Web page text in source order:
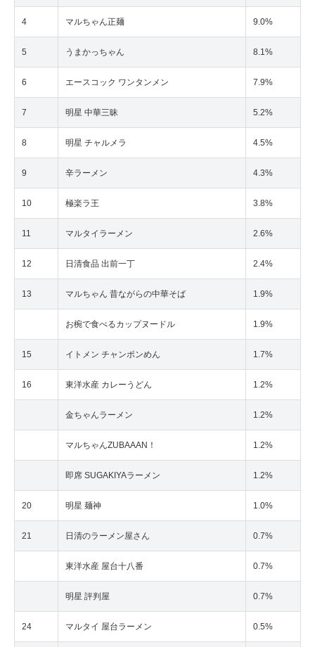
4 マルちゃん正麺 9.0%
5 うまかっちゃん 8.1%
6 エースコック ワンタンメン 7.9%
7 明星 中華三昧 5.2%
8 明星 チャルメラ 4.5%
9 辛ラーメン 4.3%
10 極楽ラ王 3.8%
11 マルタイラーメン 2.6%
12 日清食品 出前一丁 2.4%
13 マルちゃん 昔ながらの中華そば 1.9%
お椀で食べるカップヌードル 1.9%
15 イトメン チャンポンめん 1.7%
16 東洋水産 カレーうどん 1.2%
金ちゃんラーメン 1.2%
マルちゃんZUBAAAN！ 1.2%
即席 SUGAKIYAラーメン 1.2%
20 明星 麺神 1.0%
21 日清のラーメン屋さん 0.7%
東洋水産 屋台十八番 0.7%
明星 評判屋 0.7%
24 マルタイ 屋台ラーメン 0.5%